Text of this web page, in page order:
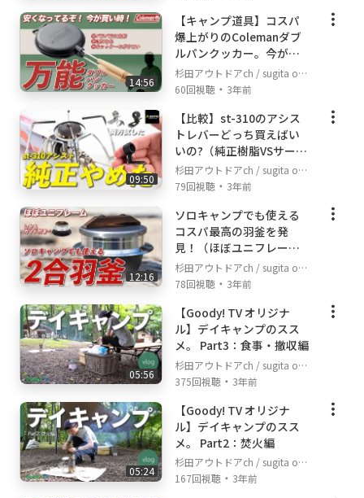
14:56
【キャンプ道具】コスパ
爆上がりのColemanダブ
ルパンクッカー。今がチ
ャンス。
杉田アウトドアch / sugita out
door channel
60回視聴 ・ 3年前
09:50
【比較】st-310のアシス
トレバーどっち買えばい
いの?（純正樹脂VSサード
パーティー金属）
杉田アウトドアch / sugita out
door channel
79回視聴 ・ 3年前
12:16
ソロキャンプでも使える
コスパ最高の羽釜を発
見！（ほぼユニフレー
ム）
杉田アウトドアch / sugita out
door channel
78回視聴 ・ 3年前
05:56
【Goody! TV オリジナ
ル】デイキャンプのスス
メ。 Part3：食事・撤収編
杉田アウトドアch / sugita out
door channel
375回視聴 ・ 3年前
05:24
【Goody! TV オリジナ
ル】デイキャンプのスス
メ。 Part2：焚火編
杉田アウトドアch / sugita out
door channel
167回視聴 ・ 3年前